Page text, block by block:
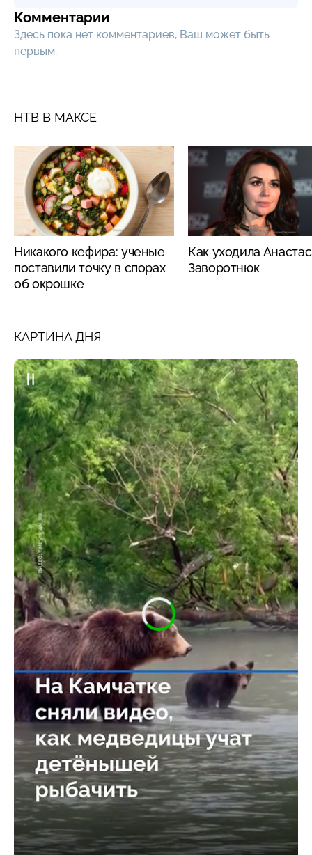
Комментарии
Здесь пока нет комментариев, Ваш может быть
первым.
НТВ В МАКСЕ
Никакого кефира: ученые
поставили точку в спорах
об окрошке
Как уходила
Заворотнюк
КАРТИНА ДНЯ